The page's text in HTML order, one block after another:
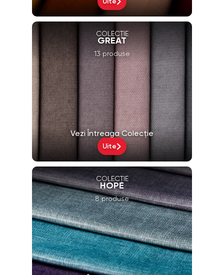
COLECȚIE
GREAT
13 produse
Vezi Întreaga Colecție
Uite
COLECȚIE
HOPE
8 produse